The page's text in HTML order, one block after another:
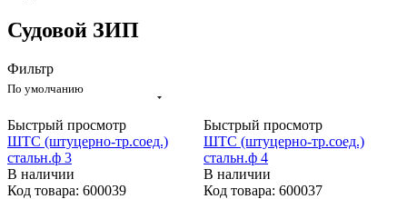
Судовой ЗИП
Фильтр
По умолчанию
Быстрый просмотр
ШТС (штуцерно-тр.соед.)
стальн.ф 3
В наличии
Код товара: 600039
Быстрый просмотр
ШТС (штуцерно-тр.соед.)
стальн.ф 4
В наличии
Код товара: 600037